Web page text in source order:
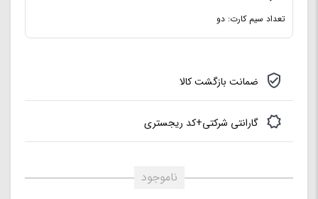
تعداد سیم کارت: دو
ضمانت بازگشت کالا
گارانتی شرکتی+کد ریجستری
ناموجود